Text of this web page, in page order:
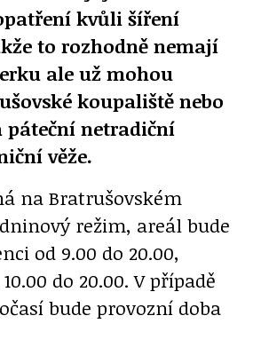
kvůli šíření
to rozhodně nemají
ale už mohou
koupaliště nebo
páteční netradiční
věže.
na Bratrušovském
režim, areál bude
od 9.00 do 20.00,
do 20.00. V případě
bude provozní doba